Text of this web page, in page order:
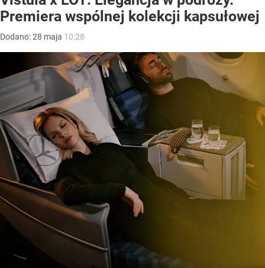
Premiera wspólnej kolekcji kapsułowej
Dodano:28 maja 10:28